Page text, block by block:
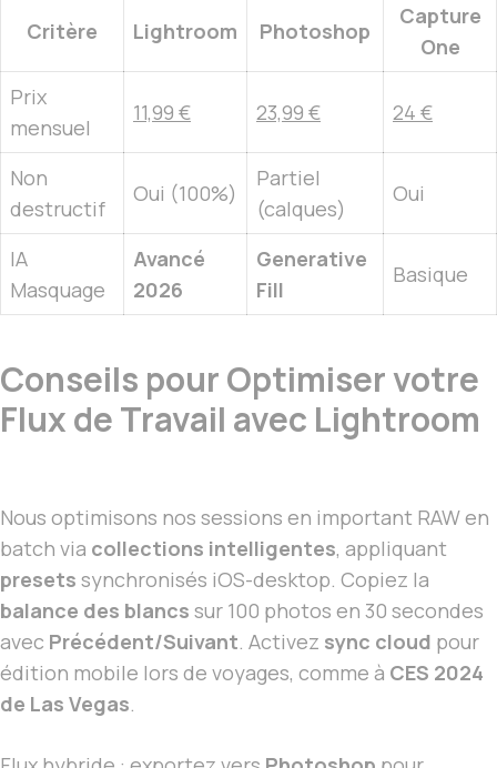
Critère Lightroom Photoshop
Capture
One
Prix
mensuel
11,99 € 23,99 € 24 €
Non
destructif
Oui (100%)
Partiel
(calques)
Oui
IA
Masquage
Avancé
2026
Generative
Fill
Basique
Conseils pour Optimiser votre
Flux de Travail avec Lightroom
Nous optimisons nos sessions en important RAW en
batch via collections intelligentes, appliquant
presets synchronisés iOS-desktop. Copiez la
balance des blancs sur 100 photos en 30 secondes
avec Précédent/Suivant. Activez sync cloud pour
édition mobile lors de voyages, comme à CES 2024
de Las Vegas.